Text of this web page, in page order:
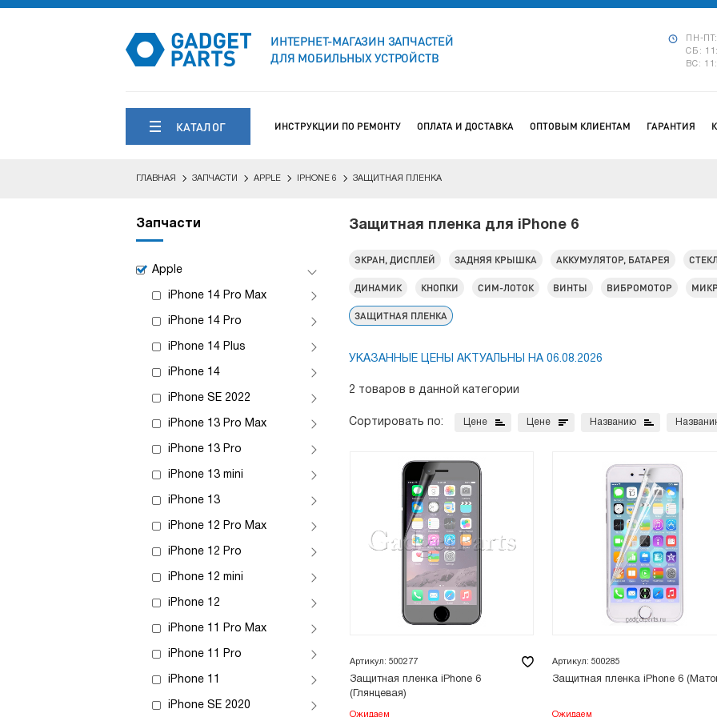
ИНТЕРНЕТ-МАГАЗИН ЗАПЧАСТЕЙ
ДЛЯ МОБИЛЬНЫХ УСТРОЙСТВ
ПН-
СБ:
ВС:
КАТАЛОГ ИНСТРУКЦИИ ПО РЕМОНТУ ОПЛАТА И ДОСТАВКА ОПТОВЫМ КЛИЕНТАМ ГАРАНТИЯ
ГЛАВНАЯ ЗАПЧАСТИ APPLE IPHONE 6 ЗАЩИТНАЯ ПЛЕНКА
Запчасти
Apple
iPhone 14 Pro Max
iPhone 14 Pro
iPhone 14 Plus
iPhone 14
iPhone SE 2022
iPhone 13 Pro Max
iPhone 13 Pro
iPhone 13 mini
iPhone 13
iPhone 12 Pro Max
iPhone 12 Pro
iPhone 12 mini
iPhone 12
iPhone 11 Pro Max
iPhone 11 Pro
iPhone 11
iPhone SE 2020
Защитная пленка для iPhone 6
ЭКРАН, ДИСПЛЕЙ ЗАДНЯЯ КРЫШКА АККУМУЛЯТОР, БАТАРЕЯ
ДИНАМИК КНОПКИ СИМ-ЛОТОК ВИНТЫ ВИБРОМОТОР
ЗАЩИТНАЯ ПЛЕНКА
УКАЗАННЫЕ ЦЕНЫ АКТУАЛЬНЫ НА 06.08.2026
2 товаров в данной категории
Сортировать по: Цене Цене Названию
Артикул: 500277
Защитная пленка iPhone 6
(Глянцевая)
Ожидаем
Артикул: 500285
Защитная пленка iPhone 6
Ожидаем